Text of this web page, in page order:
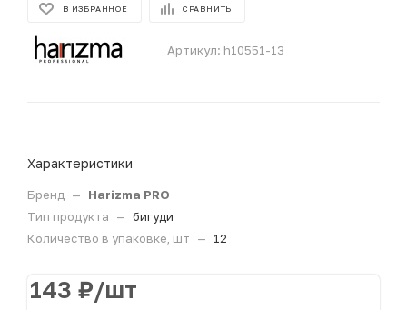
В ИЗБРАННОЕ СРАВНИТЬ
Артикул: h10551-13
Характеристики
Бренд —
Harizma PRO
Тип продукта
— бигуди
Количество в упаковке, шт
— 12
143 ₽/шт